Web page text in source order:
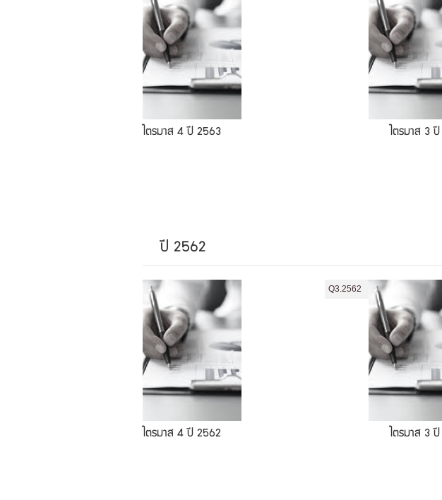
ไตรมาส 4 ปี 2563 ไตรมาส 3
ปี 2562
ไตรมาส 4 ปี 2562
Q3.2562
ไตรมาส 3